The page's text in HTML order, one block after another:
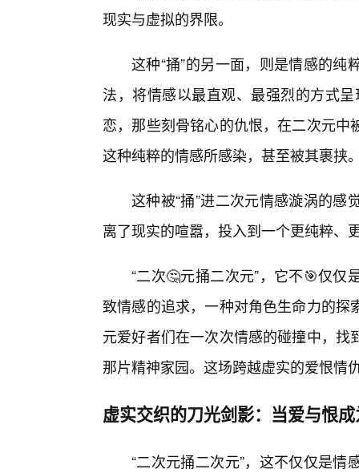
现实与虚拟的界限。
这种“捅”的另一面，则是情感的
法，将情感以最直观、最强烈的方式
恋，那些刻骨铭心的仇恨，在二次元
这种纯粹的情感所感染，甚至被其裹挟
这种被“捅”进二次元情感漩涡的
离了现实的喧嚣，投入到一个更纯粹、
“二次🤔元捅二次元”，它不🎯仅
致情感的追求，一种对角色生命力的
元爱好者们在一次次情感的碰撞中，
那片精神家园。这场跨越虚实的爱恨情
虚实交织的刀光剑影：当爱与恨
“二次元捅二次元”，这不仅仅是